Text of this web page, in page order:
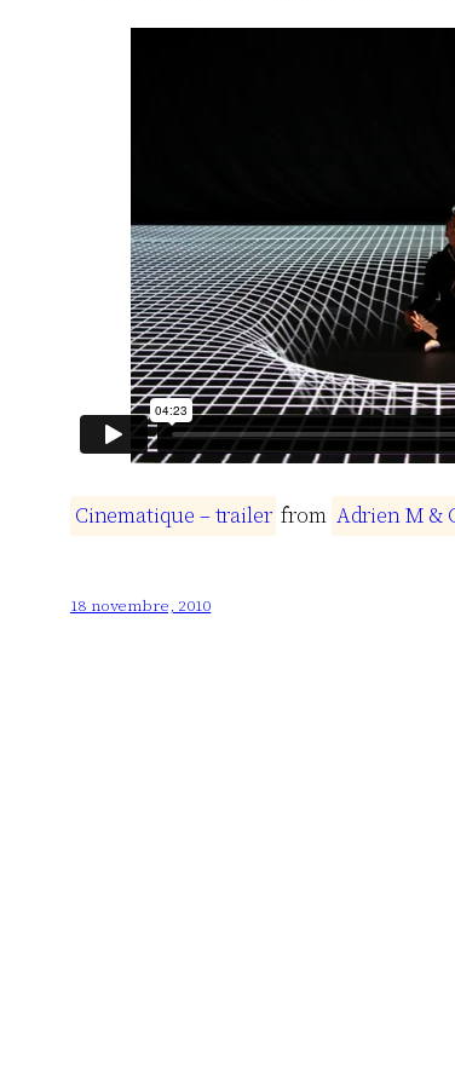
Cinematique –trailer from AdrienM &
18 novembre, 2010